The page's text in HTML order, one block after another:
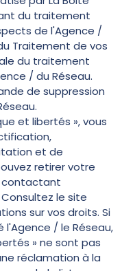
du traitement
de l'Agence /
Traitement de vos
du traitement
/ du Réseau.
de suppression
et libertés », vous
et de
retirer votre
le site
sur vos droits. Si
/ le Réseau,
» ne sont pas
réclamation à la